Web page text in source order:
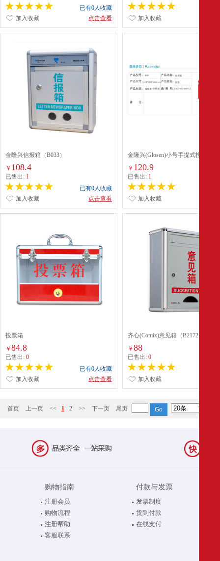
已有0人收藏
点击查看
加入收藏 加入收藏
金隆兴信报箱（B033）
￥ 108.4
已售出: 1
已有0人收藏
点击查看
加入收藏
金隆兴(Glosen)小号手提式投票箱
￥ 120.9
已售出: 1
加入收藏
投票箱
￥ 84.8
已售出: 0
已有0人收藏
点击查看
加入收藏
齐心(Comix)意见箱（B2172） 灰色
￥88
已售出:0
加入收藏
首页 上一页 << 1 2 >> 下一页 尾页
购物指南
注册会员
购物流程
注册帮助
客服联系
付款与发票
发票制度
货到付款
在线支付